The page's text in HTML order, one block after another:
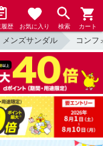
履歴 お気に入り 検索 カート
メンズサンダル コンフ